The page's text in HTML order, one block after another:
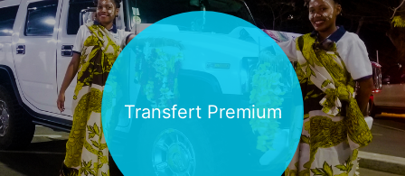
Découvrir
Transfert Premium